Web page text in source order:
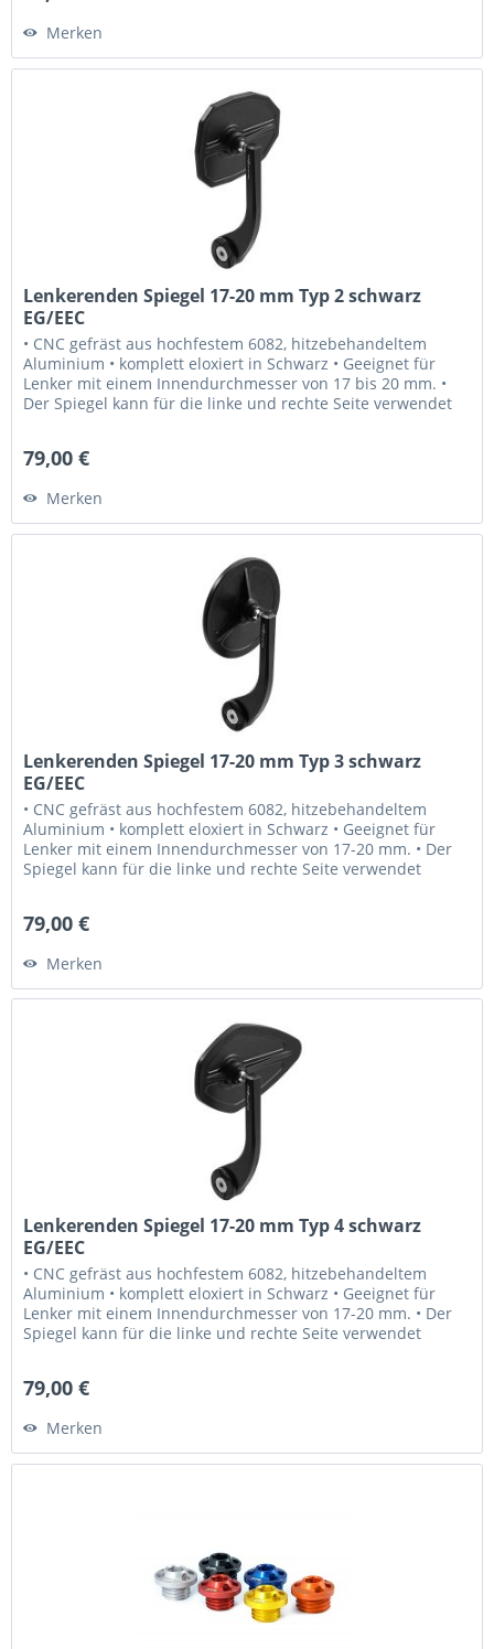
Merken
Lenkerenden Spiegel 17-20 mm Typ 2 schwarz
EG/EEC
• CNC gefräst aus hochfestem 6082, hitzebehandeltem
Aluminium • komplett eloxiert in Schwarz • Geeignet für
Lenker mit einem Innendurchmesser von 17 bis 20 mm. •
Der Spiegel kann für die linke und rechte Seite verwendet
79,00 €
Merken
Lenkerenden Spiegel 17-20 mm Typ 3 schwarz
EG/EEC
• CNC gefräst aus hochfestem 6082, hitzebehandeltem
Aluminium • komplett eloxiert in Schwarz • Geeignet für
Lenker mit einem Innendurchmesser von 17-20 mm. • Der
Spiegel kann für die linke und rechte Seite verwendet
79,00 €
Merken
Lenkerenden Spiegel 17-20 mm Typ 4 schwarz
EG/EEC
• CNC gefräst aus hochfestem 6082, hitzebehandeltem
Aluminium • komplett eloxiert in Schwarz • Geeignet für
Lenker mit einem Innendurchmesser von 17-20 mm. • Der
Spiegel kann für die linke und rechte Seite verwendet
79,00 €
Merken